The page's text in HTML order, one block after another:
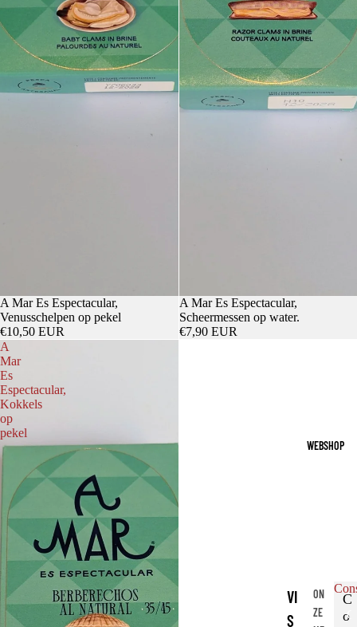
WEBSHOP
VI
S
ON
ZE
C
oC
A Mar Es Espectacular,
Venusschelpen op pekel
€10,50 EUR
A Mar Es Espectacular,
Scheermessen op water.
€7,90 EUR
A
Mar
Es
Espectacular,
Kokkels
op
pekel